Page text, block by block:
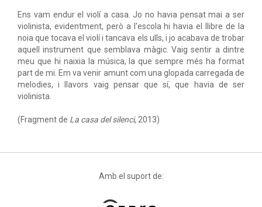
Ens vam endur el violí a casa. Jo no havia pensat mai a ser
violinista, evidentment, però a l'escola hi havia el llibre de la
noia que tocava el violí i tancava els ulls, i jo acabava de trobar
aquell instrument que semblava màgic. Vaig sentir a dintre
meu que hi naixia la música, la que sempre més ha format
part de mi. Em va venir amunt com una glopada carregada de
melodies, i llavors vaig pensar que sí, que havia de ser
violinista.
(Fragment de La casa del silenci, 2013)
Amb el suport de: